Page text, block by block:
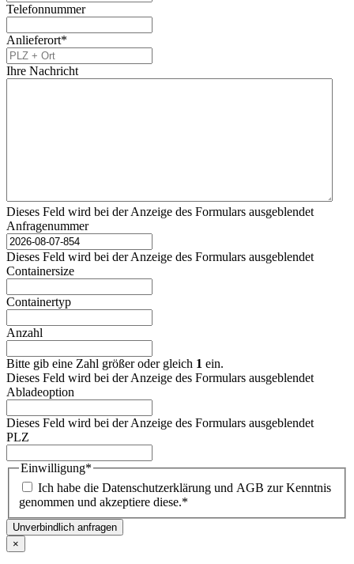
Telefonnummer
Anlieferort*
Ihre Nachricht
Dieses Feld wird bei der Anzeige des Formulars ausgeblendet
Anfragenummer
Dieses Feld wird bei der Anzeige des Formulars ausgeblendet
Containersize
Containertyp
Anzahl
Bitte gib eine Zahl größer oder gleich 1 ein.
Dieses Feld wird bei der Anzeige des Formulars ausgeblendet
Abladeoption
Dieses Feld wird bei der Anzeige des Formulars ausgeblendet
PLZ
Einwilligung*
Ich habe die Datenschutzerklärung und AGB zur Kenntnis
genommen und akzeptiere diese.*
Unverbindlich anfragen
×